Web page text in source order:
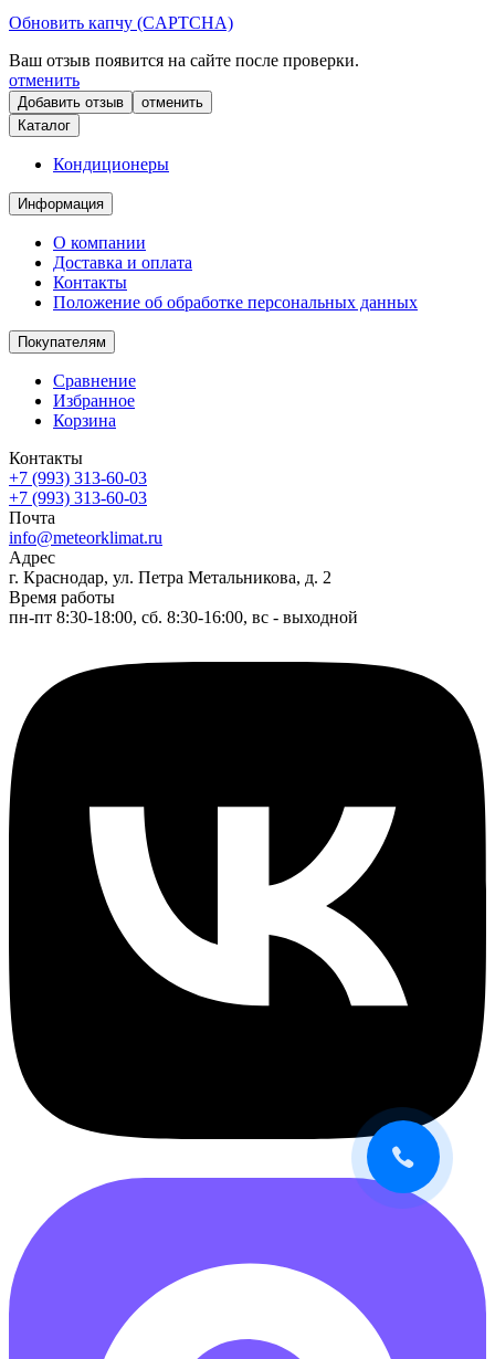
Обновить капчу (CAPTCHA)
Ваш отзыв появится на сайте после проверки.
отменить
отменить
Каталог
Кондиционеры
Информация
О компании
Доставка и оплата
Контакты
Положение об обработке персональных данных
Покупателям
Сравнение
Избранное
Корзина
Контакты
+7 (993) 313-60-03
+7 (993) 313-60-03
Почта
info@meteorklimat.ru
Адрес
г. Краснодар, ул. Петра Метальникова, д. 2
Время работы
пн-пт 8:30-18:00, сб. 8:30-16:00, вс - выходной